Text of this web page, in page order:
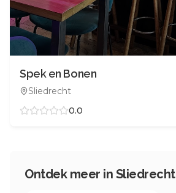
Spek en Bonen
Sliedrecht
0.0
Ontdek meer in Sliedrecht